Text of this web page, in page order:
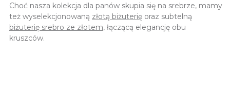
Choć nasza kolekcja dla panów skupia się na srebrze, mamy
też wyselekcjonowaną złotą biżuterię oraz subtelną
biżuterię srebro ze złotem, łączącą elegancję obu
kruszców.